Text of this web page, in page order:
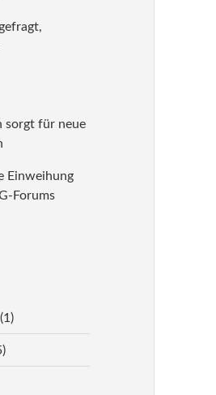
sorgt für neue
Einweihung
Forums